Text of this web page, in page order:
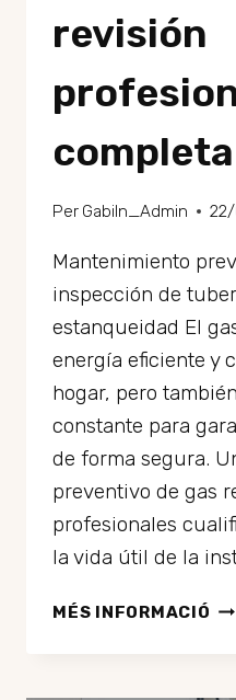
revisión
completa
Per GabiIn_Admin
Mantenimiento
inspección de
estanqueidad El
energía eficiente y
hogar, pero
constante para
de forma segura.
preventivo de gas
profesionales
la vida útil de la
MÉS INFORMACIÓ